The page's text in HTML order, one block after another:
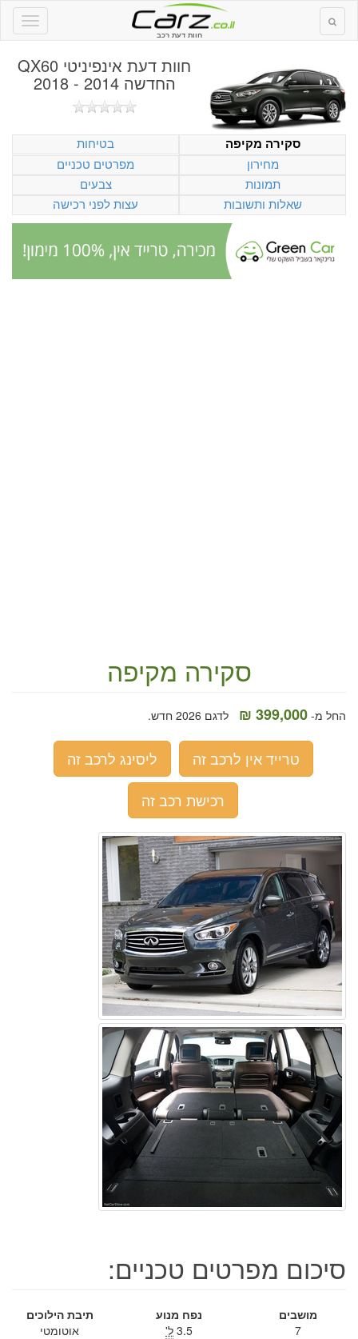
חוות דעת רכב
חוות דעת אינפיניטי QX60
החדשה 2014 - 2018
סקירה מקיפה
בטיחות
מחירון
מפרטים טכניים
תמונות
צבעים
שאלות ותשובות
עצות לפני רכישה
סקירה מקיפה
החל מ- 399,000 ₪ לדגם 2026 חדש.
טרייד אין לרכב זה
ליסינג לרכב זה
רכישת רכב זה
סיכום מפרטים טכניים:
מושבים
7
נפח מנוע
3.5 ל'
תיבת הילוכים
אוטומטי